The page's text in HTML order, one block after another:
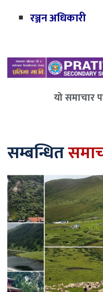
रञ्जन अधिकारी
यो समाचार
सम्बन्धित